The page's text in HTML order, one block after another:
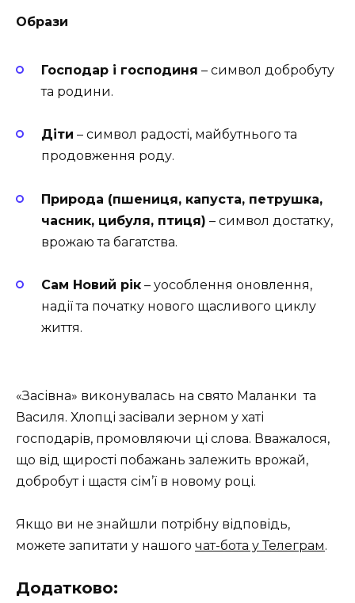
Образи
Господар і господиня – символ добробуту
та родини.
Діти – символ радості, майбутнього та
продовження роду.
Природа (пшениця, капуста, петрушка,
часник, цибуля, птиця) – символ достатку,
врожаю та багатства.
Сам Новий рік – уособлення оновлення,
надії та початку нового щасливого циклу
життя.
«Засівна» виконувалась на свято Маланки та
Василя. Хлопці засівали зерном у хаті
господарів, промовляючи ці слова. Вважалося,
що від щирості побажань залежить врожай,
добробут і щастя сім’ї в новому році.
Якщо ви не знайшли потрібну відповідь,
можете запитати у нашого чат-бота у Телеграм.
Додатково: